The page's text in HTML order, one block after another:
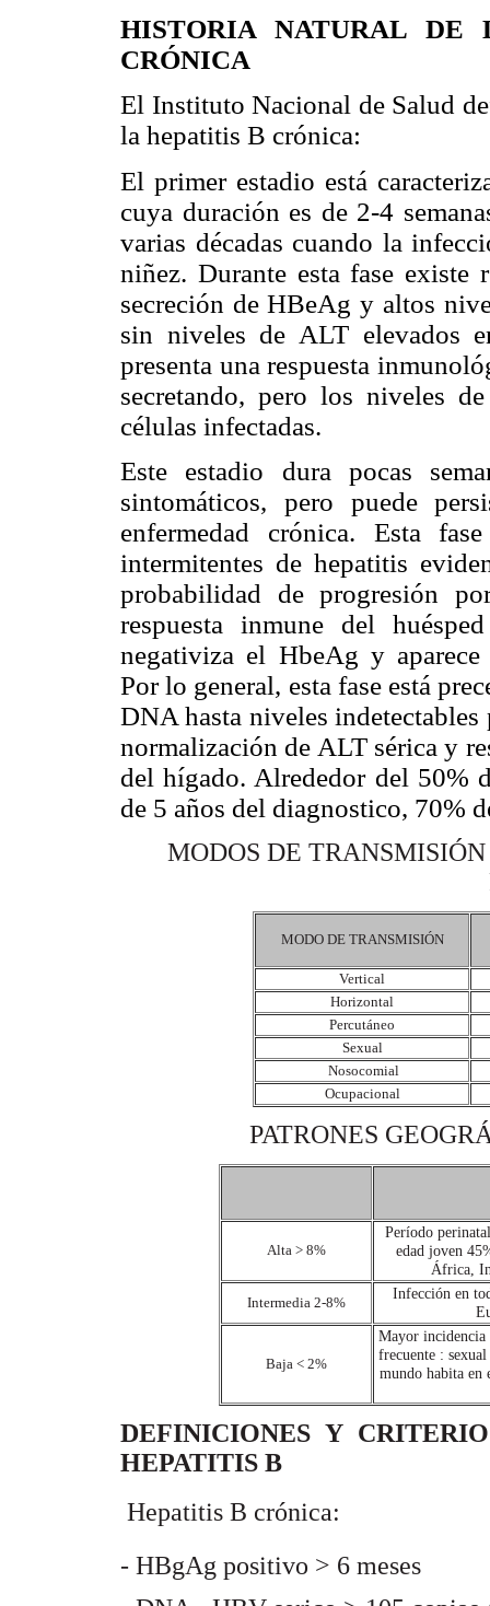
HISTORIA NATURAL DE
CRÓNICA
El Instituto Nacional de Salud
la hepatitis B crónica:
El primer estadio está
cuya duración es de 2-4
varias décadas cuando la
niñez. Durante esta fase
secreción de HBeAg y altos
sin niveles de ALT elevados
presenta una respuesta
secretando, pero los niveles
células infectadas.
Este estadio dura pocas
sintomáticos, pero puede
enfermedad crónica. Esta
intermitentes de hepatitis
probabilidad de progresión
respuesta inmune del
negativiza el HbeAg y
Por lo general, esta fase está
DNA hasta niveles
normalización de ALT sérica y
del hígado. Alrededor del 50%
de 5 años del diagnostico, 70%
MODOS DE
MODO DE TRANSMISIÓN
Vertical
Horizontal
Percutáneo
Sexual
Nosocomial
Ocupacional
PATRONES
Alta > 8%
Período
edad joven
África,
Intermedia 2-8%
Infección en
Baja < 2%
Mayor incidencia
frecuente :
mundo habita en
DEFINICIONES Y
HEPATITIS B
 Hepatitis B crónica:
- HBgAg positivo > 6 meses